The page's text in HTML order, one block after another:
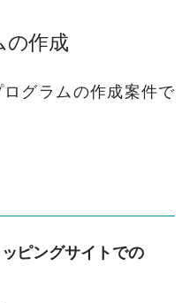
の作成
グラムの作成案件で
ピングサイトでの